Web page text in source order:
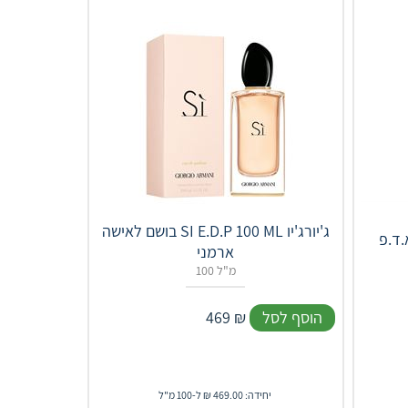
בושם לאישה SI E.D.P 100 ML ג'יורג'יו
ארמני
100 מ"ל
469 ₪ הוסף לסל
יחידה: 469.00 ₪ ל-100 מ"ל